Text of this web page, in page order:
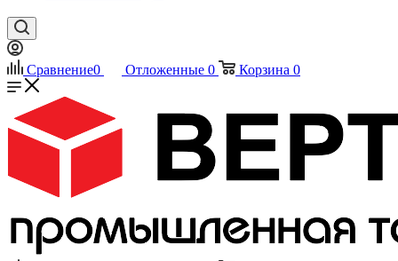
Сравнение0 Отложенные 0 Корзина 0